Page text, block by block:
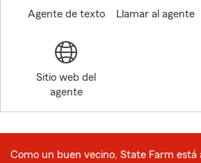
Agente de texto Llamar al agente
Sitio web del
agente
Como un buen vecino, State Farm está